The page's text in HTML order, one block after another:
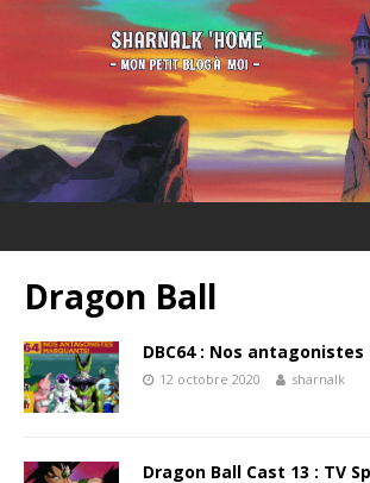
Dragon Ball
DBC64 : Nos
12 octobre 2020 sharnalk
Dragon Ball Cast 13 : TV